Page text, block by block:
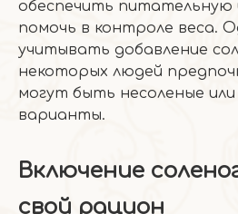
обеспечить питательную
помочь в контроле веса.
учитывать добавление
некоторых людей
могут быть несоленые или
варианты.
Включение
свой рацион